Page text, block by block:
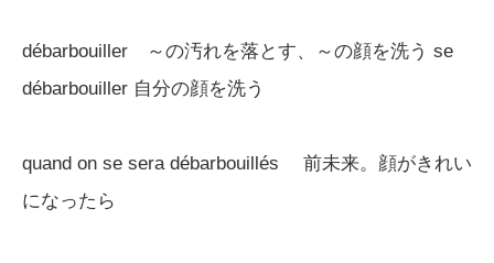
débarbouiller ～の汚れを落とす、～の顔を洗う se
débarbouiller 自分の顔を洗う
quand on se sera débarbouillés 前未来。顔がきれい
になったら